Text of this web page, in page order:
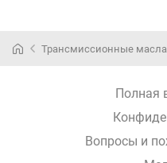
Трансмиссионные масла
Полная
Вопросы и